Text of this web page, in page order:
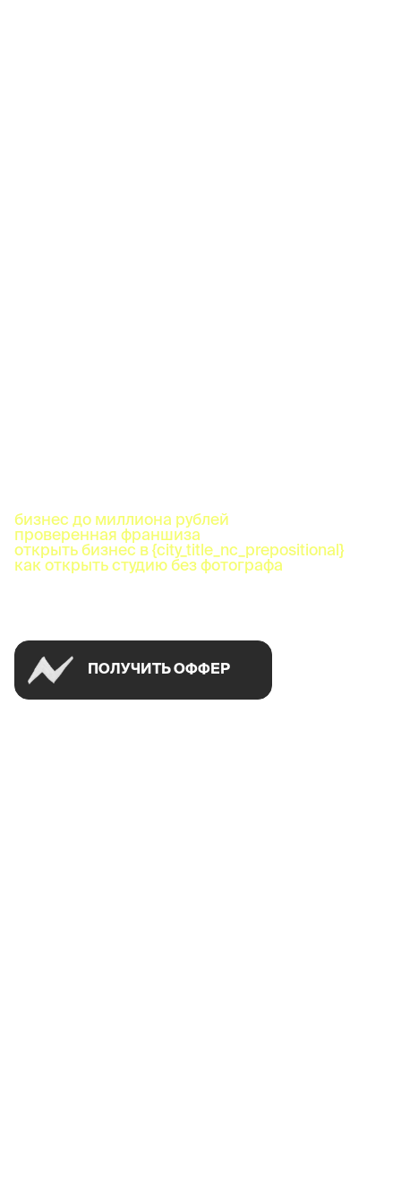
бизнес до миллиона рублей
проверенная франшиза
открыть бизнес в {city_title_nc_prepositional}
как открыть студию без фотографа
ПОЛУЧИТЬ ОФФЕР